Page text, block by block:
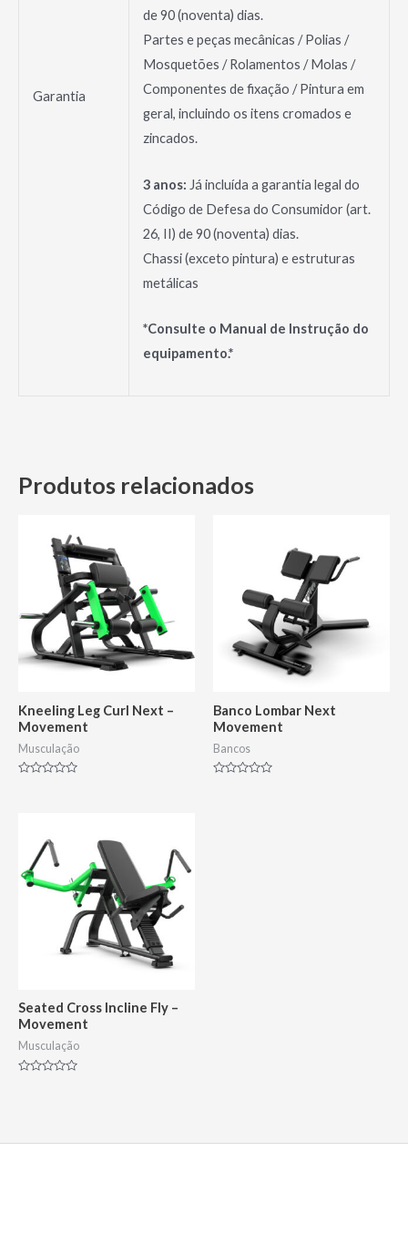
Garantia
de 90 (noventa) dias.
Partes e peças mecânicas / Polias /
Mosquetões / Rolamentos / Molas /
Componentes de fixação / Pintura em
geral, incluindo os itens cromados e
zincados.
3 anos: Já incluída a garantia legal do
Código de Defesa do Consumidor (art.
26, II) de 90 (noventa) dias.
Chassi (exceto pintura) e estruturas
metálicas
*Consulte o Manual de Instrução do
equipamento.*
Produtos relacionados
Kneeling Leg Curl Next –
Movement
Musculação
Banco Lombar Next
Movement
Bancos
Seated Cross Incline Fly –
Movement
Musculação